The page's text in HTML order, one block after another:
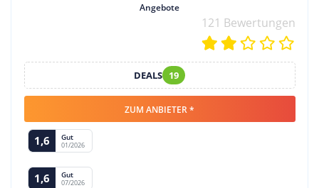
Angebote
121 Bewertungen
DEALS 19
ZUM ANBIETER *
1,6 Gut
01/2026
1,6 Gut
07/2026